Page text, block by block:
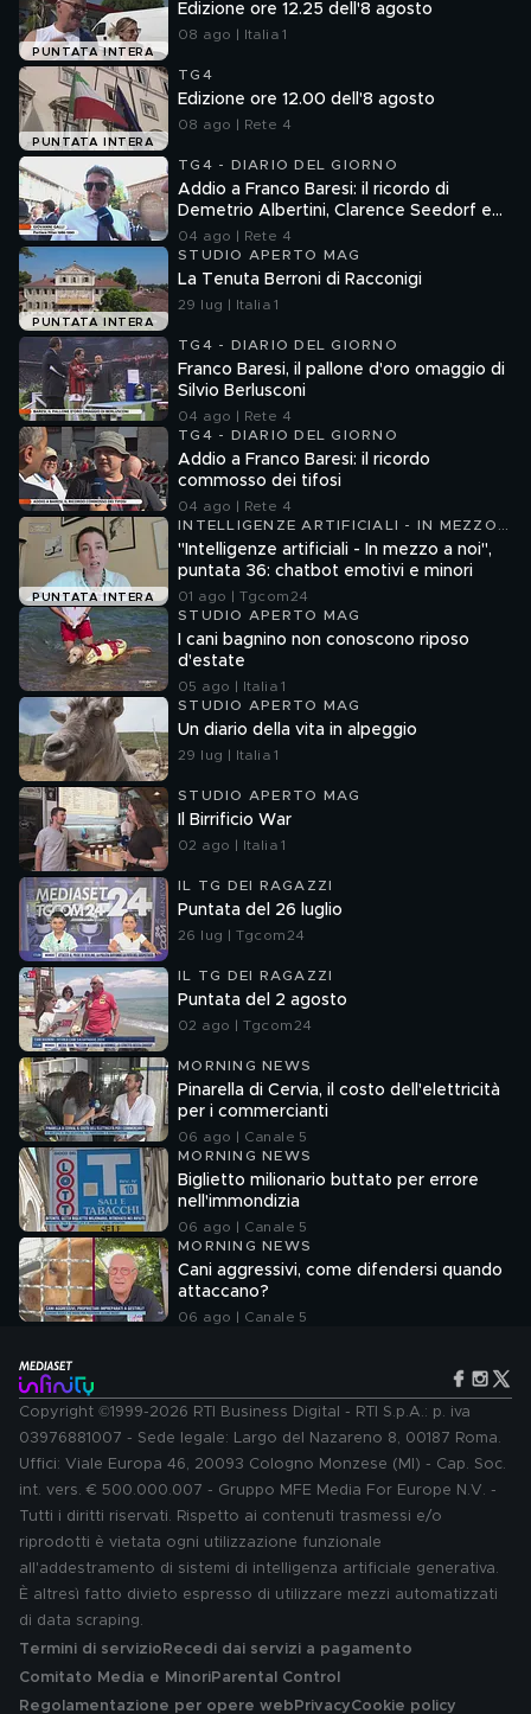
PUNTATA INTERA
Edizione ore 12.25 dell'8 agosto
08 ago | Italia 1
PUNTATA INTERA
TG4
Edizione ore 12.00 dell'8 agosto
08 ago | Rete 4
TG4 - DIARIO DEL GIORNO
Addio a Franco Baresi: il ricordo di
Demetrio Albertini, Clarence Seedorf e
Giovanni Galli
04 ago | Rete 4
PUNTATA INTERA
STUDIO APERTO MAG
La Tenuta Berroni di Racconigi
29 lug | Italia 1
TG4 - DIARIO DEL GIORNO
Franco Baresi, il pallone d'oro omaggio di
Silvio Berlusconi
04 ago | Rete 4
TG4 - DIARIO DEL GIORNO
Addio a Franco Baresi: il ricordo
commosso dei tifosi
04 ago | Rete 4
PUNTATA INTERA
INTELLIGENZE ARTIFICIALI - IN MEZZO
A NOI
"Intelligenze artificiali - In mezzo a noi",
puntata 36: chatbot emotivi e minori
01 ago | Tgcom24
STUDIO APERTO MAG
I cani bagnino non conoscono riposo
d'estate
05 ago | Italia 1
STUDIO APERTO MAG
Un diario della vita in alpeggio
29 lug | Italia 1
STUDIO APERTO MAG
Il Birrificio War
02 ago | Italia 1
IL TG DEI RAGAZZI
Puntata del 26 luglio
26 lug | Tgcom24
IL TG DEI RAGAZZI
Puntata del 2 agosto
02 ago | Tgcom24
MORNING NEWS
Pinarella di Cervia, il costo dell'elettricità
per i commercianti
06 ago | Canale 5
MORNING NEWS
Biglietto milionario buttato per errore
nell'immondizia
06 ago | Canale 5
MORNING NEWS
Cani aggressivi, come difendersi quando
attaccano?
06 ago | Canale 5
Copyright ©1999-2026 RTI Business Digital - RTI S.p.A.: p. iva
03976881007 - Sede legale: Largo del Nazareno 8, 00187 Roma.
Uffici: Viale Europa 46, 20093 Cologno Monzese (MI) - Cap. Soc.
int. vers. € 500.000.007 - Gruppo MFE Media For Europe N.V. -
Tutti i diritti riservati. Rispetto ai contenuti trasmessi e/o
riprodotti è vietata ogni utilizzazione funzionale
all'addestramento di sistemi di intelligenza artificiale generativa.
È altresì fatto divieto espresso di utilizzare mezzi automatizzati
di data scraping.
Termini di servizio Recedi dai servizi a pagamento
Comitato Media e MinoriParental Control
Regolamentazione per opere web PrivacyCookie policy